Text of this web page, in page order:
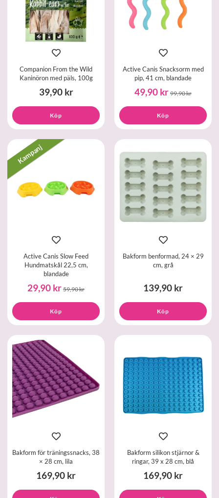
Companion From the Wild
Kaninöron med päls, 100g
39,90 kr
Köp
Active Canis Snacksorm med
pip, 41 cm, blandade
49,90 kr 99,90 kr
Köp
Kampanj
Active Canis Slow Feed
Hundmatskål 22,5 cm,
blandade
29,90 kr 59,90 kr
Köp
Bakform benformad, 24 × 29
cm, grå
139,90 kr
Köp
Bakform för träningssnacks, 38
× 28 cm, lila
169,90 kr
Bakform silikon stjärnor &
ringar, 39 x 28 cm, blå
169,90 kr